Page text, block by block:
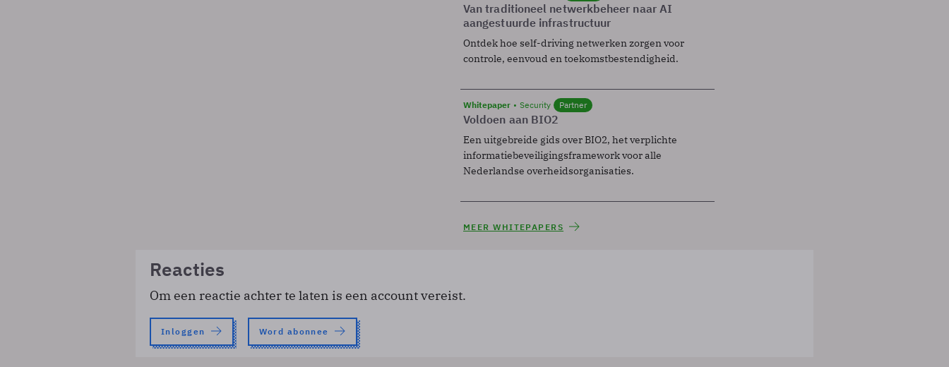
Van traditioneel netwerkbeheer naar AI
aangestuurde infrastructuur
Ontdek hoe self-driving netwerken zorgen voor
controle, eenvoud en toekomstbestendigheid.
Whitepaper Security Partner
Voldoen aan BIO2
Een uitgebreide gids over BIO2, het verplichte
informatiebeveiligingsframework voor alle
Nederlandse overheidsorganisaties.
MEER WHITEPAPERS
Reacties
Om een reactie achter te laten is een account vereist.
Inloggen Word abonnee